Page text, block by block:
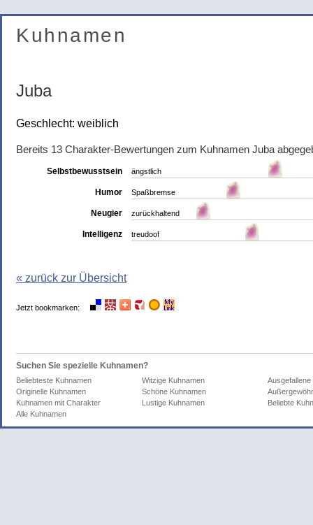
Kuhnamen
Juba
Geschlecht: weiblich
Bereits 13 Charakter-Bewertungen zum Kuhnamen Juba
Selbstbewusstsein ängstlich
Humor Spaßbremse
Neugier zurückhaltend
Intelligenz treudoof
« zurück zur Übersicht
Jetzt bookmarken:
Suchen Sie spezielle Kuhnamen?
Beliebteste Kuhnamen Witzige Kuhnamen
Ausgefallene
Originelle Kuhnamen
Schöne Kuhnamen
Kuhnamen mit Charakter
Lustige Kuhnamen
Beliebte
Alle Kuhnamen